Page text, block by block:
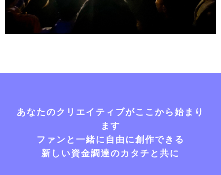
あなたのクリエイティブがここから始まり
ます
ファンと一緒に自由に創作できる
新しい資金調達のカタチと共に